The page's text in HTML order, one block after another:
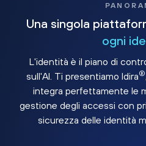
Una singola
ogni
L'identità è il piano di
sull'AI. Ti presentiamo Idira®
integra perfettamente le
gestione degli accessi con
sicurezza delle identità